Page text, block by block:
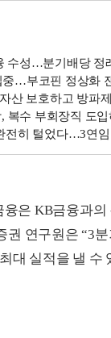
수성…분기배당 정
…부코핀 정상화
산 보호하고 방파
복수 부회장직 도
전히 털었다…3연
은 KB금융과
권 연구원은 “3
대 실적을 낼 수